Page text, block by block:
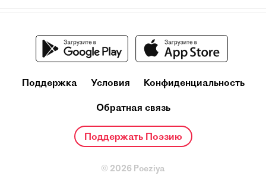
Поддержка Условия Конфиденциальность
Обратная связь
Поддержать Поэзию
© 2026 Poeziya